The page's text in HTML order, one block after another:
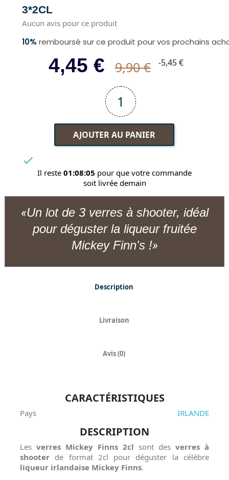
3*2CL
Aucun avis pour ce produit
10% remboursé sur ce produit pour vos prochains
4,45 € 9,90 € -5,45 €
AJOUTER AU PANIER

Il reste 01:08:05 pour que votre commande
soit livrée demain
Un lot de 3 verres à shooter, idéal
pour déguster la liqueur fruitée
Mickey Finn's !
Description
Livraison
Avis (0)
CARACTÉRISTIQUES
Pays IRLANDE
DESCRIPTION
Les verres Mickey Finns 2cl sont des verres à
shooter de format 2cl pour déguster la célèbre
liqueur irlandaise Mickey Finns.